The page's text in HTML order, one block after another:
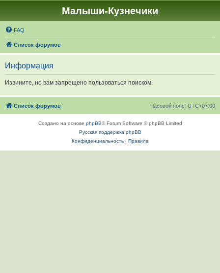
Малыши-Кузнечики
FAQ
Список форумов
Информация
Извините, но вам запрещено пользоваться поиском.
Список форумов Часовой пояс: UTC+07:00
Создано на основе phpBB® Forum Software © phpBB Limited
Русская поддержка phpBB
Конфиденциальность| Правила